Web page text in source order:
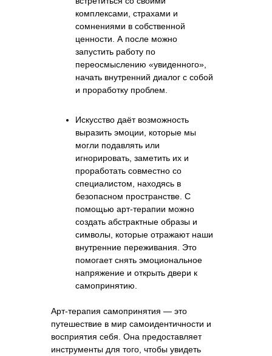
комплексами, страхами и
сомнениями в собственной
ценности. А после можно
запустить работу по
переосмыслению «увиденного»,
начать внутренний диалог с собой
и проработку проблем.
Искусство даёт возможность
выразить эмоции, которые мы
могли подавлять или
игнорировать, заметить их и
проработать совместно со
специалистом, находясь в
безопасном пространстве. С
помощью арт-терапии можно
создать абстрактные образы и
символы, которые отражают наши
внутренние переживания. Это
помогает снять эмоциональное
напряжение и открыть двери к
самопринятию.
Арт-терапия самопринятия — это
путешествие в мир самоидентичности и
восприятия себя. Она предоставляет
инструменты для того, чтобы увидеть